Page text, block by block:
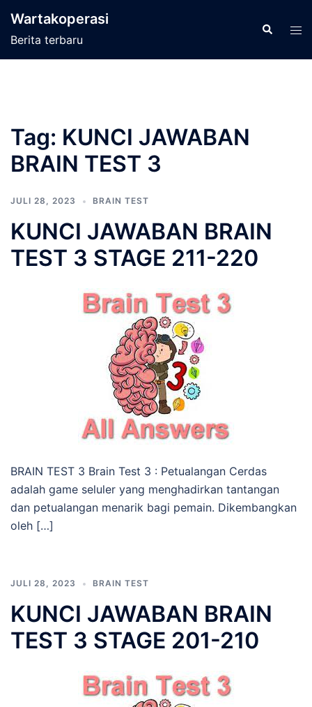
Wartakoperasi
Berita terbaru
Cari
Tag: KUNCI JAWABAN
BRAIN TEST 3
JULI 28, 2023 BRAIN TEST
KUNCI JAWABAN BRAIN
TEST 3 STAGE 211-220
BRAIN TEST 3 Brain Test 3 : Petualangan Cerdas
adalah game seluler yang menghadirkan tantangan
dan petualangan menarik bagi pemain. Dikembangkan
oleh […]
JULI 28, 2023 BRAIN TEST
KUNCI JAWABAN BRAIN
TEST 3 STAGE 201-210